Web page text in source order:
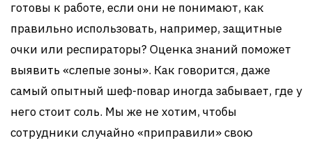
готовы к работе, если они не понимают, как
правильно использовать, например, защитные
очки или респираторы? Оценка знаний поможет
выявить «слепые зоны». Как говорится, даже
самый опытный шеф-повар иногда забывает, где у
него стоит соль. Мы же не хотим, чтобы
сотрудники случайно «приправили» свою